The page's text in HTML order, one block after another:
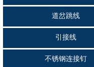
道岔跳线
引接线
不锈钢连接钉